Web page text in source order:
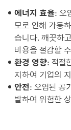
에너지 효율: 오
모로 인해 가동
습니다. 깨끗하
비용을 절감할
환경 영향: 적절
지하여 기업의
안전: 오염된 공
발하여 위험한